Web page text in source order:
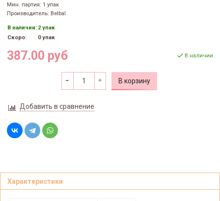
Мин. партия: 1 упак
Производитель: Belbal
В наличии: 2 упак
Скоро:
0 упак
387.00 руб В наличии
В корзину
Добавить в сравнение
Характеристики